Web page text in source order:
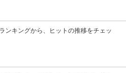
ンキングから、ヒットの推移をチェッ